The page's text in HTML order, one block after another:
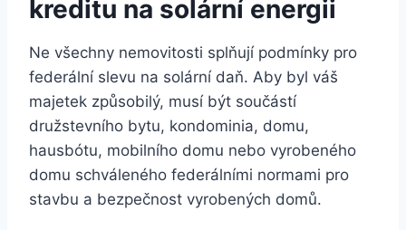
kreditu na solární energii
Ne všechny nemovitosti splňují podmínky pro
federální slevu na solární daň. Aby byl váš
majetek způsobilý, musí být součástí
družstevního bytu, kondominia, domu,
hausbótu, mobilního domu nebo vyrobeného
domu schváleného federálními normami pro
stavbu a bezpečnost vyrobených domů.